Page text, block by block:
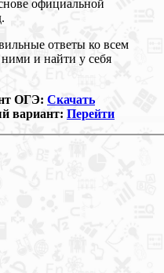
официальной
ответы ко всем
и найти у себя
ОГЭ: Скачать
вариант: Перейти